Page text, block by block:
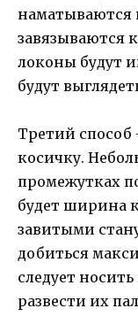
наматываются
завязываются
локоны будут
будут
Третий способ
косичку.
промежутках
будет ширина
завитыми
добиться
следует
развести их